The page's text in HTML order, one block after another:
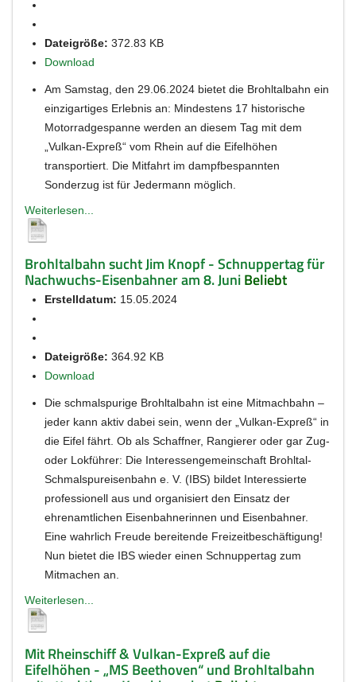
Dateigröße: 372.83 KB
Download
Am Samstag, den 29.06.2024 bietet die Brohltalbahn ein
einzigartiges Erlebnis an: Mindestens 17 historische
Motorradgespanne werden an diesem Tag mit dem
„Vulkan-Expreß“ vom Rhein auf die Eifelhöhen
transportiert. Die Mitfahrt im dampfbespannten
Sonderzug ist für Jedermann möglich.
Weiterlesen...
Brohltalbahn sucht Jim Knopf - Schnuppertag für
Nachwuchs-Eisenbahner am 8. JuniBeliebt
Erstelldatum: 15.05.2024
Dateigröße: 364.92 KB
Download
Die schmalspurige Brohltalbahn ist eine Mitmachbahn –
jeder kann aktiv dabei sein, wenn der „Vulkan-Expreß“ in
die Eifel fährt. Ob als Schaffner, Rangierer oder gar Zug-
oder Lokführer: Die Interessengemeinschaft Brohltal-
Schmalspureisenbahn e. V. (IBS) bildet Interessierte
professionell aus und organisiert den Einsatz der
ehrenamtlichen Eisenbahnerinnen und Eisenbahner.
Eine wahrlich Freude bereitende Freizeitbeschäftigung!
Nun bietet die IBS wieder einen Schnuppertag zum
Mitmachen an.
Weiterlesen...
Mit Rheinschiff & Vulkan-Expreß auf die
Eifelhöhen - „MS Beethoven“ und Brohltalbahn